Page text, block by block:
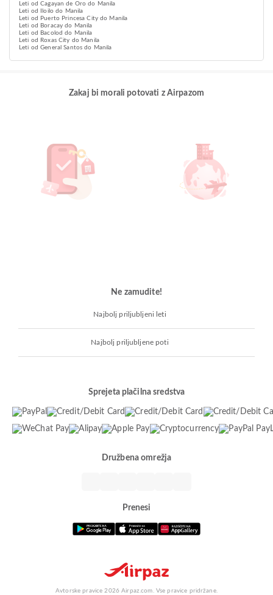
Leti od Cagayan de Oro do Manila
Leti od Iloilo do Manila
Leti od Puerto Princesa City do Manila
Leti od Boracay do Manila
Leti od Bacolod do Manila
Leti od Roxas City do Manila
Leti od General Santos do Manila
Zakaj bi morali potovati z Airpazom
Ne zamudite!
Najbolj priljubljeni leti
Najbolj priljubljene poti
Sprejeta plačilna sredstva
Družbena omrežja
Prenesi
Avtorske pravice 2026 Airpaz.com. Vse pravice pridržane.